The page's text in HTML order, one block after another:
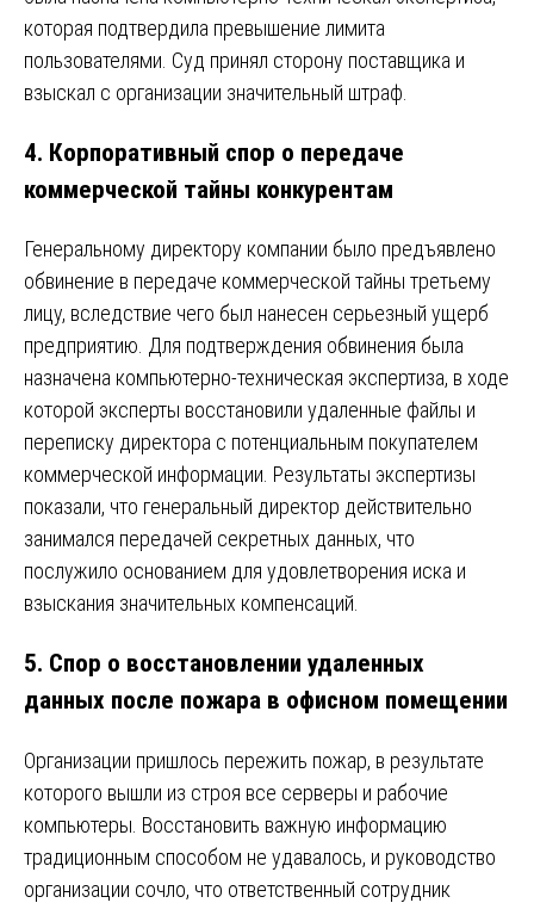
которая подтвердила превышение лимита
пользователями. Суд принял сторону поставщика и
взыскал с организации значительный штраф.
4. Корпоративный спор о передаче
коммерческой тайны конкурентам
Генеральному директору компании было предъявлено
обвинение в передаче коммерческой тайны третьему
лицу, вследствие чего был нанесен серьезный ущерб
предприятию. Для подтверждения обвинения была
назначена компьютерно-техническая экспертиза, в ходе
которой эксперты восстановили удаленные файлы и
переписку директора с потенциальным покупателем
коммерческой информации. Результаты экспертизы
показали, что генеральный директор действительно
занимался передачей секретных данных, что
послужило основанием для удовлетворения иска и
взыскания значительных компенсаций.
5. Спор о восстановлении удаленных
данных после пожара в офисном помещении
Организации пришлось пережить пожар, в результате
которого вышли из строя все серверы и рабочие
компьютеры. Восстановить важную информацию
традиционным способом не удавалось, и руководство
организации сочло, что ответственный сотрудник